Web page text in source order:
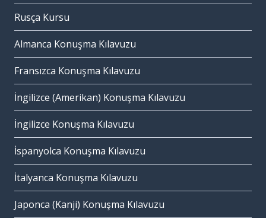
Rusça Kursu
Almanca Konuşma Kılavuzu
Fransızca Konuşma Kılavuzu
İngilizce (Amerikan) Konuşma Kılavuzu
İngilizce Konuşma Kılavuzu
İspanyolca Konuşma Kılavuzu
İtalyanca Konuşma Kılavuzu
Japonca (Kanji) Konuşma Kılavuzu